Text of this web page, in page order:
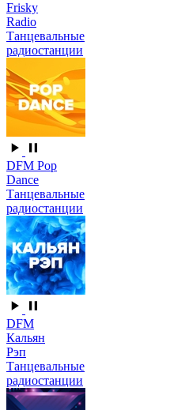
Frisky
Radio
Танцевальные
радиостанции
DFM Pop
Dance
Танцевальные
радиостанции
DFM
Кальян
Рэп
Танцевальные
радиостанции